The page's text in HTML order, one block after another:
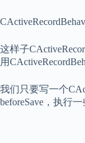
这样子
用
我们只要写一个
beforeSave，执行